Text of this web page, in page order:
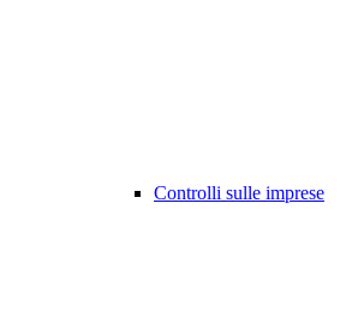
Controlli sulle imprese